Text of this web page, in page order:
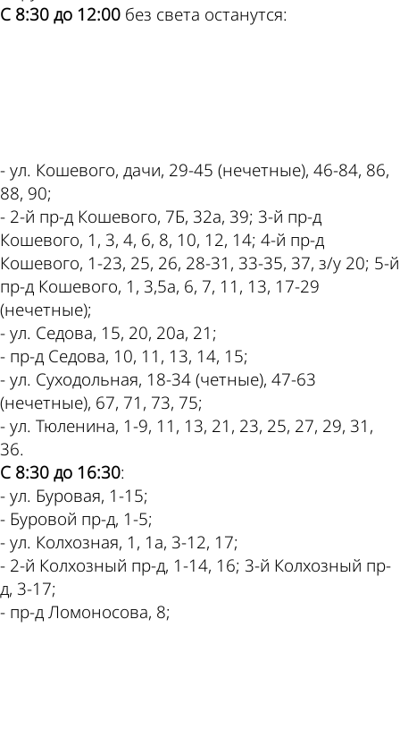
С 8:30 до 12:00 без света останутся:
- ул. Кошевого, дачи, 29-45 (нечетные), 46-84, 86,
88, 90;
- 2-й пр-д Кошевого, 7Б, 32а, 39; 3-й пр-д
Кошевого, 1, 3, 4, 6, 8, 10, 12, 14; 4-й пр-д
Кошевого, 1-23, 25, 26, 28-31, 33-35, 37, з/у 20; 5-й
пр-д Кошевого, 1, 3,5а, 6, 7, 11, 13, 17-29
(нечетные);
- ул. Седова, 15, 20, 20а, 21;
- пр-д Седова, 10, 11, 13, 14, 15;
- ул. Суходольная, 18-34 (четные), 47-63
(нечетные), 67, 71, 73, 75;
- ул. Тюленина, 1-9, 11, 13, 21, 23, 25, 27, 29, 31,
36.
С 8:30 до 16:30:
- ул. Буровая, 1-15;
- Буровой пр-д, 1-5;
- ул. Колхозная, 1, 1а, 3-12, 17;
- 2-й Колхозный пр-д, 1-14, 16; 3-й Колхозный пр-
д, 3-17;
- пр-д Ломоносова, 8;